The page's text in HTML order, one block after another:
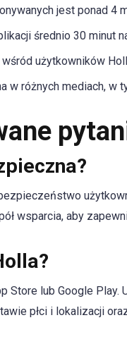
jest ponad 4
średnio 30 minut
użytkowników
w różnych mediach, w
wsparcia, aby
Store lub Google
płci i lokalizacji